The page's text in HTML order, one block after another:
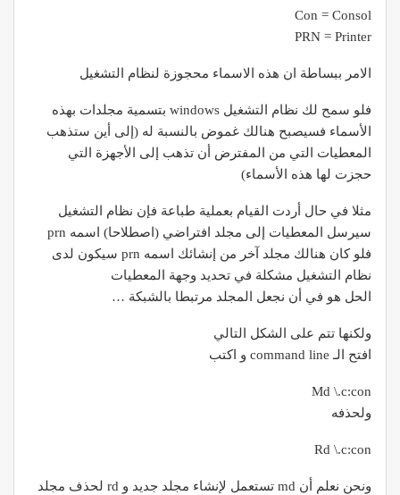
Con = Consol
PRN = Printer
الامر ببساطة ان هذه الاسماء محجوزة لنظام التشغيل
فلو سمح لك نظام التشغيل windows بتسمية مجلدات بهذه
الأسماء فسيصبح هنالك غموض بالنسبة له (إلى أين ستذهب
المعطيات التي من المفترض أن تذهب إلى الأجهزة التي
حجزت لها هذه الأسماء)
مثلا في حال أردت القيام بعملية طباعة فإن نظام التشغيل
سيرسل المعطيات إلى مجلد افتراضي (اصطلاحا) اسمه prn
فلو كان هنالك مجلد آخر من إنشائك اسمه prn سيكون لدى
نظام التشغيل مشكلة في تحديد وجهة المعطيات
الحل هو في أن نجعل المجلد مرتبطا بالشبكة …
ولكنها تتم على الشكل التالي
افتح الـ command line و اكتب
Md \.c:con
ولحذفه
Rd \.c:con
ونحن نعلم أن md تستعمل لإنشاء مجلد جديد و rd لحذف مجلد